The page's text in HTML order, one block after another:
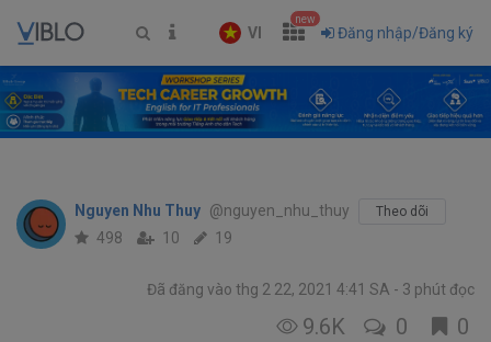
VI
new
Đăng nhập/Đăng ký
Nguyen Nhu Thuy @nguyen_nhu_thuy Theo dõi
498 10 19
Đã đăng vào thg 2 22, 2021 4:41 SA 3 phút đọc
9.6K 0 0